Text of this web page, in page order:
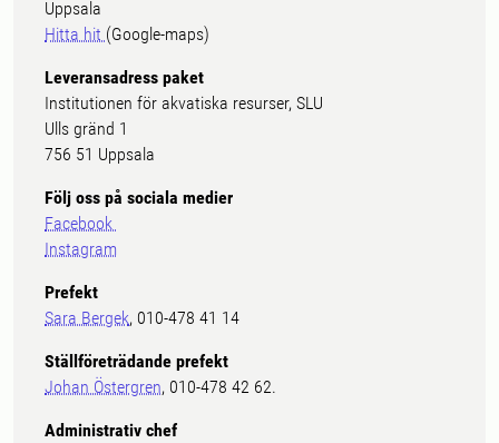
Uppsala
Hitta hit (Google-maps)
Leveransadress paket
Institutionen för akvatiska resurser, SLU
Ulls gränd 1
756 51 Uppsala
Följ oss på sociala medier
Facebook
Instagram
Prefekt
Sara Bergek, 010-478 41 14
Ställföreträdande prefekt
Johan Östergren, 010-478 42 62.
Administrativ chef